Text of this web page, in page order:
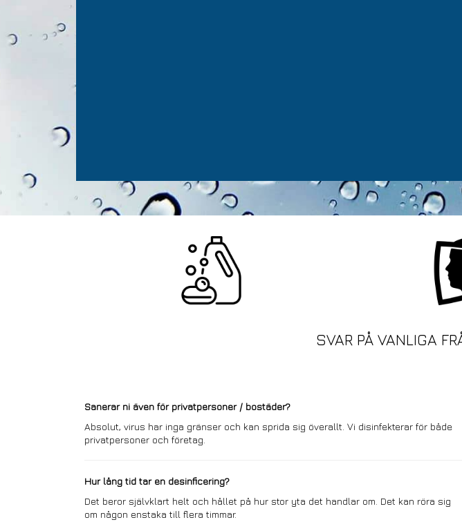
SVAR PÅ VANLIGA
Sanerar ni även för privatpersoner / bostäder?
Absolut, virus har inga gränser och kan sprida sig överallt. Vi disinfekterar för både
privatpersoner och företag.
Hur lång tid tar en desinficering?
Det beror självklart helt och hållet på hur stor yta det handlar om. Det kan röra sig
om någon enstaka till flera timmar.